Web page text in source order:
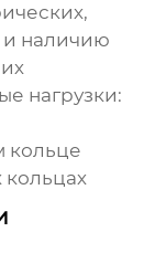
,
и наличию
нагрузки:
кольце